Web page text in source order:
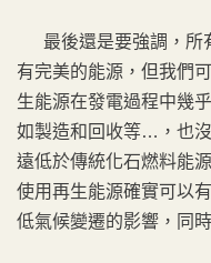
最後還是要強調，所
有完美的能源，但我們
生能源在發電過程中幾
如製造和回收等…，也
遠低於傳統化石燃料能
使用再生能源確實可以
低氣候變遷的影響，同